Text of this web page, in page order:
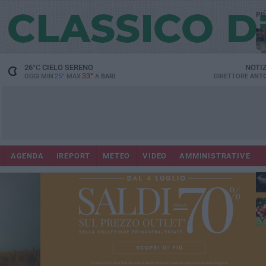
26°CCIELO SERENO
OGGI MIN 25° MAX 33° A BARI DIRETTORE
AGENDA IREPORT METEO VIDEO AMMINISTRATIVE